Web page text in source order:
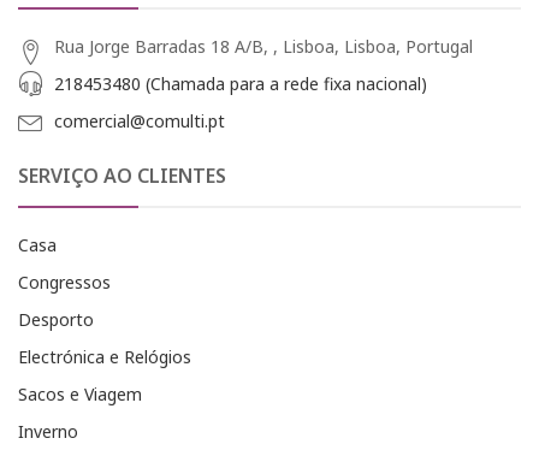
Rua Jorge Barradas 18 A/B, , Lisboa, Lisboa, Portugal
218453480 (Chamada para a rede fixa nacional)
comercial@comulti.pt
SERVIÇO AO CLIENTES
Casa
Congressos
Desporto
Electrónica e Relógios
Sacos e Viagem
Inverno